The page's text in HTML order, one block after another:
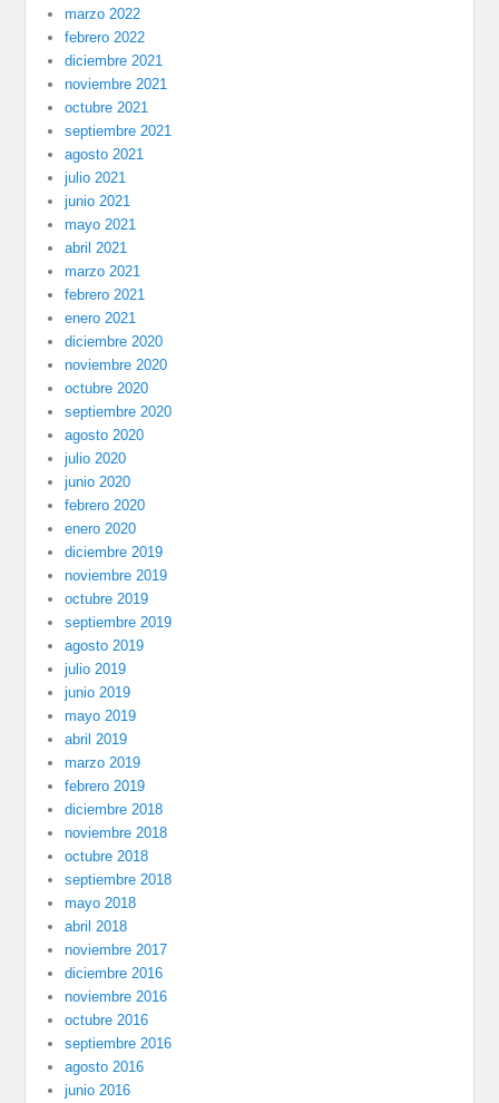
marzo 2022
febrero 2022
diciembre 2021
noviembre 2021
octubre 2021
septiembre 2021
agosto 2021
julio 2021
junio 2021
mayo 2021
abril 2021
marzo 2021
febrero 2021
enero 2021
diciembre 2020
noviembre 2020
octubre 2020
septiembre 2020
agosto 2020
julio 2020
junio 2020
febrero 2020
enero 2020
diciembre 2019
noviembre 2019
octubre 2019
septiembre 2019
agosto 2019
julio 2019
junio 2019
mayo 2019
abril 2019
marzo 2019
febrero 2019
diciembre 2018
noviembre 2018
octubre 2018
septiembre 2018
mayo 2018
abril 2018
noviembre 2017
diciembre 2016
noviembre 2016
octubre 2016
septiembre 2016
agosto 2016
junio 2016